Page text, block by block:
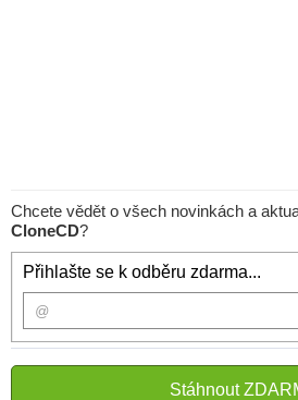
Chcete vědět o všech novinkách a
CloneCD?
Přihlašte se k odběru zdarma...
Stáhnout